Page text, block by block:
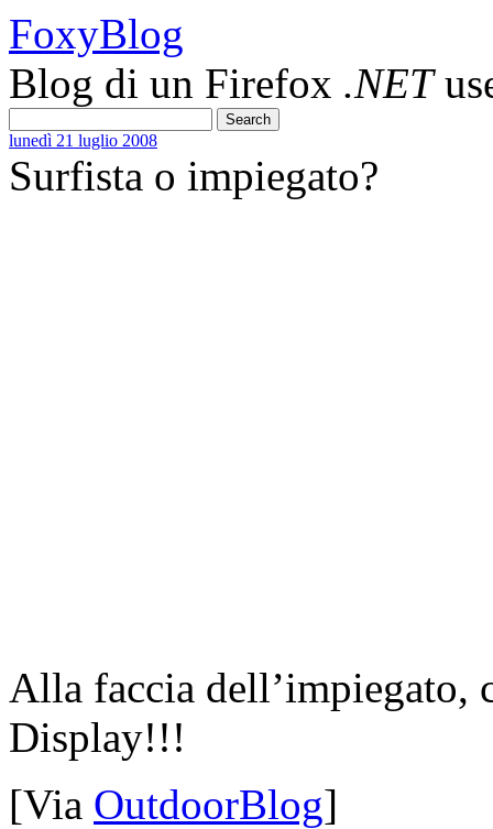
FoxyBlog
Blog di un Firefox .NET
lunedì 21 luglio 2008
Surfista o impiegato?
Alla faccia dell’impiegato,
Display!!!
[Via OutdoorBlog]